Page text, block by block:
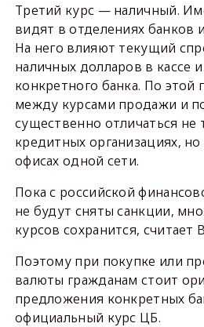
Третий курс — наличный.
видят в отделениях банков
На него влияют текущий
наличных долларов в кассе
конкретного банка. По этой
между курсами продажи и
существенно отличаться не
кредитных организациях,
офисах одной сети.
Пока с российской
не будут сняты санкции,
курсов сохранится, считает
Поэтому при покупке или
валюты гражданам стоит
предложения конкретных
официальный курс ЦБ.